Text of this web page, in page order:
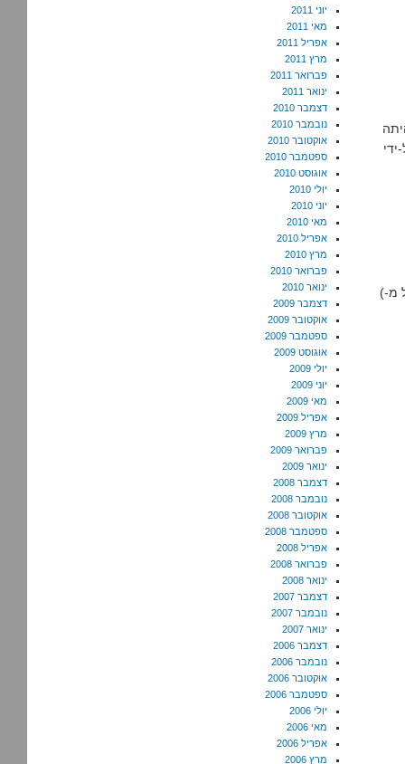
מ-)
יוני 2011
מאי 2011
אפריל 2011
מרץ 2011
פברואר 2011
ינואר 2011
דצמבר 2010
נובמבר 2010
אוקטובר 2010
ספטמבר 2010
אוגוסט 2010
יולי 2010
יוני 2010
מאי 2010
אפריל 2010
מרץ 2010
פברואר 2010
ינואר 2010
דצמבר 2009
אוקטובר 2009
ספטמבר 2009
אוגוסט 2009
יולי 2009
יוני 2009
מאי 2009
אפריל 2009
מרץ 2009
פברואר 2009
ינואר 2009
דצמבר 2008
נובמבר 2008
אוקטובר 2008
ספטמבר 2008
אפריל 2008
פברואר 2008
ינואר 2008
דצמבר 2007
נובמבר 2007
ינואר 2007
דצמבר 2006
נובמבר 2006
אוקטובר 2006
ספטמבר 2006
יולי 2006
מאי 2006
אפריל 2006
מרץ 2006